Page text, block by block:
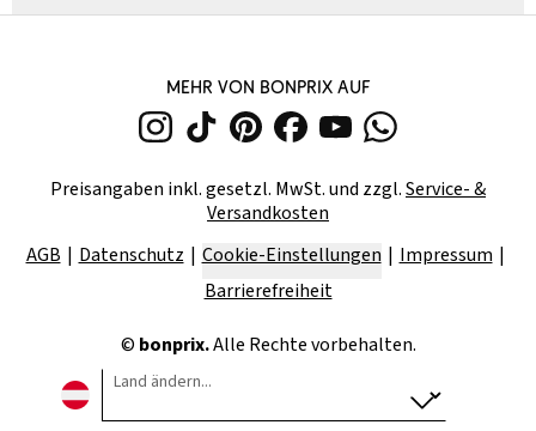
MEHR VON BONPRIX AUF
Preisangaben inkl. gesetzl. MwSt. und zzgl.Service- &
Versandkosten
AGB
Datenschutz Cookie-Einstellungen
Impressum
Barrierefreiheit
© bonprix.Alle Rechte vorbehalten.
Land ändern...